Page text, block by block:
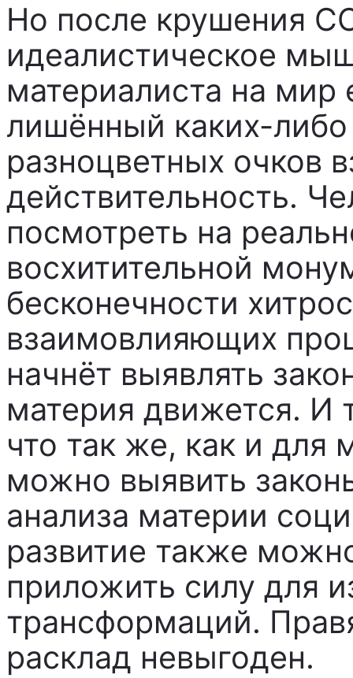
Но после крушения
идеалистическое
материалиста на
лишённый каких-
разноцветных очков
действительность.
посмотреть на
восхитительной
бесконечности
взаимовлияющих
начнёт выявлять
материя движется. И
что так же, как и для
можно выявить
анализа материи
развитие также
приложить силу для
трансформаций.
расклад невыгоден.